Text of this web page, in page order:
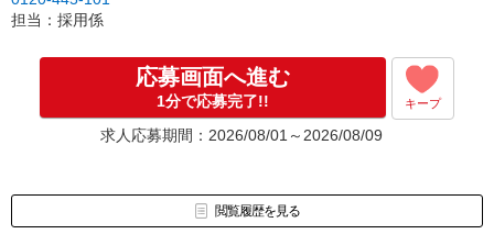
担当：採用係
応募画面へ進む
1分で応募完了!! キープ
求人応募期間：2026/08/01～2026/08/09
閲覧履歴を見る